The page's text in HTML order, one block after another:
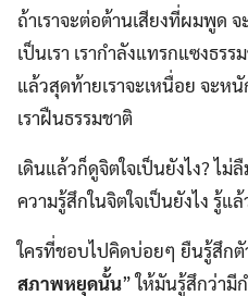
ถ้าเราจะต่อต้านเสียงที่ผมพูด
เป็นเรา เรากำลังแทรกแซงธร
แล้วสุดท้ายเราจะเหนื่อย จะห
เราฝืนธรรมชาติ
เดินแล้วก็ดูจิตใจเป็นยังไง? ไ
ความรู้สึกในจิตใจเป็นยังไง รู้แ
ใครที่ชอบไปคิดบ่อยๆ ยืนรู้สึก
สภาพหยุดนั้น” ให้มันรู้สึกว่ามี